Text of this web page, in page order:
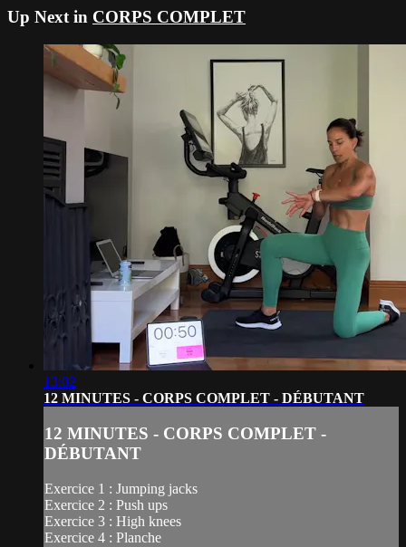
Up Next in CORPS COMPLET
13:02
12 MINUTES - CORPS COMPLET - DÉBUTANT
12 MINUTES - CORPS COMPLET -
DÉBUTANT
Exercice 1 : Jumping jacks
Exercice 2 : Push ups
Exercice 3 : High knees
Exercice 4 : Planche